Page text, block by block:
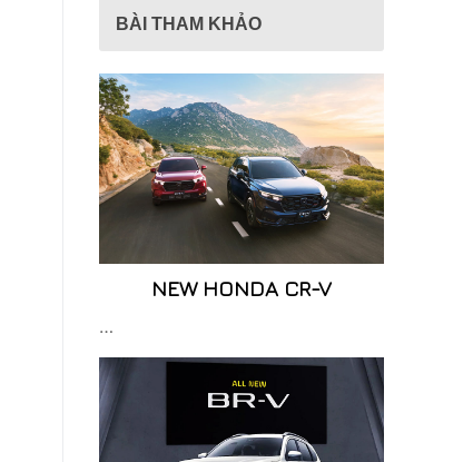
BÀI THAM KHẢO
NEW HONDA CR-V
…